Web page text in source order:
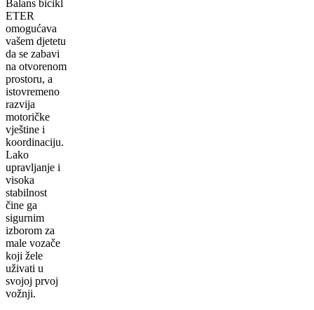
Balans bicikl
ETER
omogućava
vašem djetetu
da se zabavi
na otvorenom
prostoru, a
istovremeno
razvija
motoričke
vještine i
koordinaciju.
Lako
upravljanje i
visoka
stabilnost
čine ga
sigurnim
izborom za
male vozače
koji žele
uživati u
svojoj prvoj
vožnji.